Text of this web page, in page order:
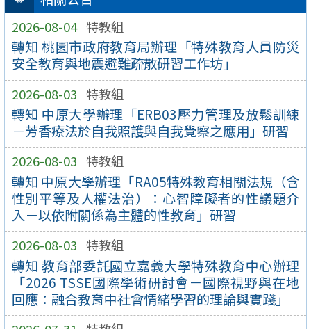
2026-08-04 特教組
轉知 桃園市政府教育局辦理「特殊教育人員防災
安全教育與地震避難疏散研習工作坊」
2026-08-03 特教組
轉知 中原大學辦理「ERB03壓力管理及放鬆訓練
－芳香療法於自我照護與自我覺察之應用」研習
2026-08-03 特教組
轉知 中原大學辦理「RA05特殊教育相關法規（含
性別平等及人權法治）：心智障礙者的性議題介
入－以依附關係為主體的性教育」研習
2026-08-03 特教組
轉知 教育部委託國立嘉義大學特殊教育中心辦理
「2026 TSSE國際學術研討會－國際視野與在地
回應：融合教育中社會情緒學習的理論與實踐」